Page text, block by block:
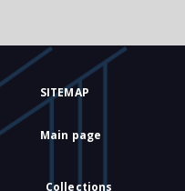
SITEMAP
Main page
Collections